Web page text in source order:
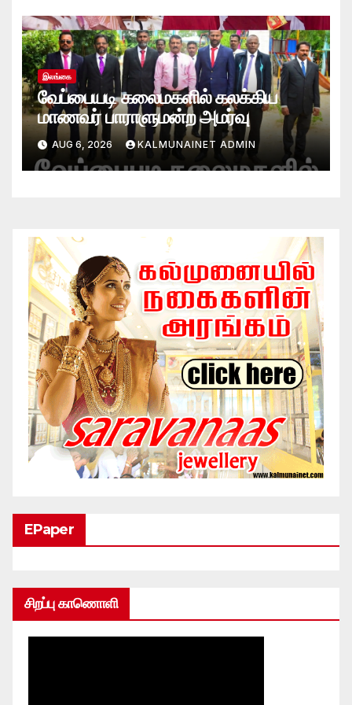
இலங்கை
வேப்பையடி கலைமகளில் கலக்கிய
மாணவர் பாராளுமன்ற அமர்வு
AUG 6, 2026 KALMUNAINET ADMIN
EPaper
சிறப்பு காணொளி